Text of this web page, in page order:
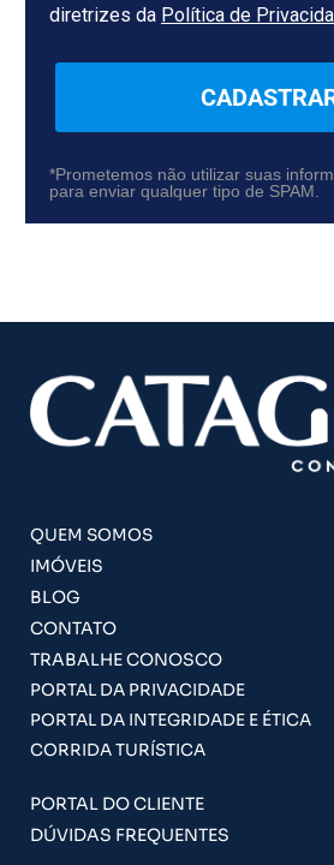
diretrizes da Política de
*Prometemos não utilizar suas
para enviar qualquer tipo de SPAM.
QUEM SOMOS
IMÓVEIS
BLOG
CONTATO
TRABALHE CONOSCO
PORTAL DA PRIVACIDADE
PORTAL DA INTEGRIDADE E ÉTICA
CORRIDA TURÍSTICA
PORTAL DO CLIENTE
DÚVIDAS FREQUENTES